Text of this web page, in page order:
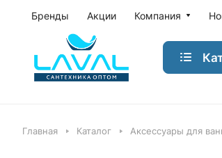
Бренды Акции Компания
Главная Каталог Аксессуары для